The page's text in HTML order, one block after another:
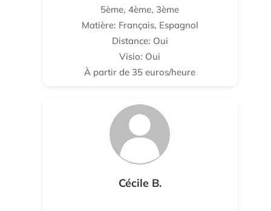
5ème, 4ème, 3ème
Matière: Français, Espagnol
Distance: Oui
Visio: Oui
À partir de 35 euros/heure
Cécile B.